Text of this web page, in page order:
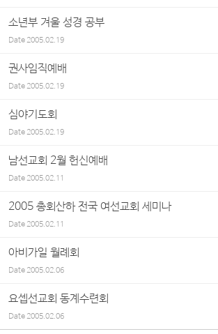
소년부 겨울 성경 공부
Date2005.02.19
권사임직예배
Date2005.02.19
심야기도회
Date2005.02.19
남선교회 2월 헌신예배
Date2005.02.11
2005 총회산하 전국 여선교회 세미나
Date2005.02.11
아비가일 월례회
Date2005.02.06
요셉선교회 동계수련회
Date2005.02.06